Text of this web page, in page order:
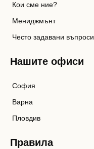
Кои сме ние?
Мениджмънт
Често задавани въпроси
Нашите офиси
София
Варна
Пловдив
Правила